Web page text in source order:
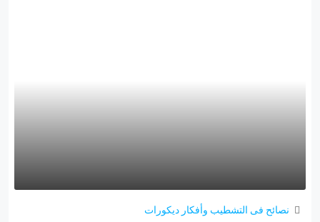
نصائح فى التشطيب وأفكار ديكورات